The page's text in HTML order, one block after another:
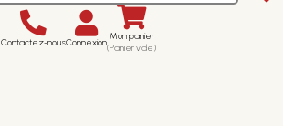
Contactez-nousConnexion Mon panier
(Panier vide)